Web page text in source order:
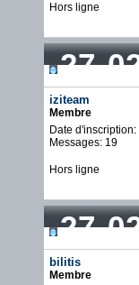
Hors ligne
27-
iziteam
Membre
Date
Messages: 19
Hors ligne
27-
bilitis
Membre